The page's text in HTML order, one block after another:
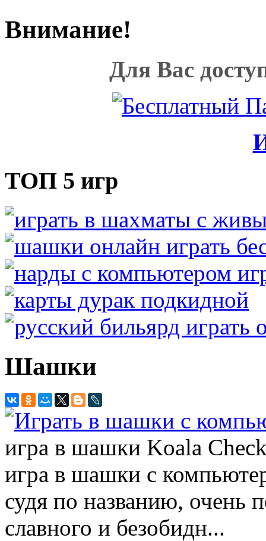
Внимание!
Для Вас
ТОП 5 игр
Шашки
игра в шашки Koala
игра в шашки с
судя по названию, очень
славного и безобидн...